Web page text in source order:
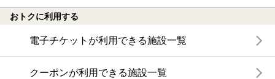
おトクに利用する
電子チケットが利用できる施設一覧
クーポンが利用できる施設一覧